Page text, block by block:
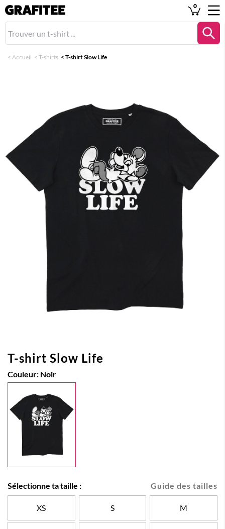
0
< Accueil < T-shirts < T-shirt Slow Life
T-shirt Slow Life
Couleur: Noir
Guide des tailles
Sélectionne ta taille :
XS S M